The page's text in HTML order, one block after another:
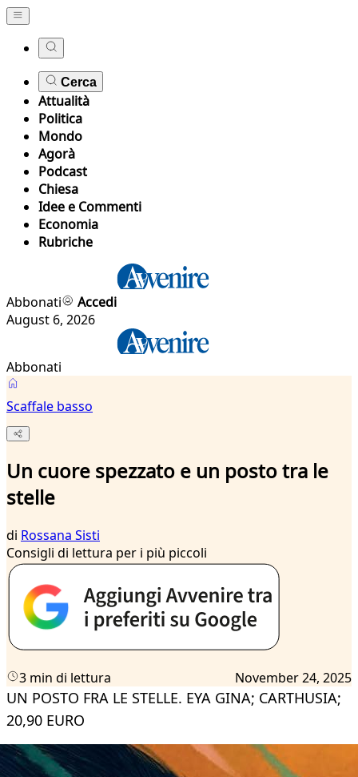
Cerca
Attualità
Politica
Mondo
Agorà
Podcast
Chiesa
Idee e Commenti
Economia
Rubriche
Abbonati
Accedi
August 6, 2026
Abbonati
Scaffale basso
Un cuore spezzato e un posto tra le
stelle
di Rossana Sisti
Consigli di lettura per i più piccoli
3 min di lettura November 24, 2025
UN POSTO FRA LE STELLE. EYA GINA; CARTHUSIA;
20,90 EURO